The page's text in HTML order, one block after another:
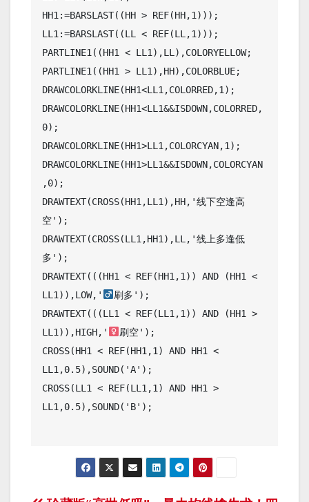
HH1:=BARSLAST((HH > REF(HH,1)));
LL1:=BARSLAST((LL < REF(LL,1)));
PARTLINE1((HH1 < LL1),LL),COLORYELLOW;
PARTLINE1((HH1 > LL1),HH),COLORBLUE;
DRAWCOLORKLINE(HH1<LL1,COLORRED,1);
DRAWCOLORKLINE(HH1<LL1&&ISDOWN,COLORRED,
0);
DRAWCOLORKLINE(HH1>LL1,COLORCYAN,1);
DRAWCOLORKLINE(HH1>LL1&&ISDOWN,COLORCYAN
,0);
DRAWTEXT(CROSS(HH1,LL1),HH,'线下空逢高
空');
DRAWTEXT(CROSS(LL1,HH1),LL,'线上多逢低
多');
DRAWTEXT(((HH1 < REF(HH1,1)) AND (HH1 <
LL1)),LOW,'
刷多');
DRAWTEXT(((LL1 < REF(LL1,1)) AND (HH1 >
LL1)),HIGH,'
刷空');
CROSS(HH1 < REF(HH1,1) AND HH1 <
LL1,0.5),SOUND('A');
CROSS(LL1 < REF(LL1,1) AND HH1 >
LL1,0.5),SOUND('B');